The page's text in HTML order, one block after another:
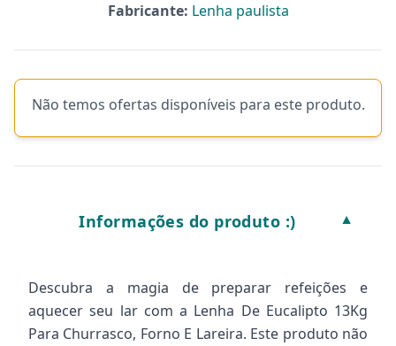
Fabricante: Lenha paulista
Não temos ofertas disponíveis para este produto.
Informações do produto :) ▼
Descubra a magia de preparar refeições e
aquecer seu lar com a Lenha De Eucalipto 13Kg
Para Churrasco, Forno E Lareira. Este produto não